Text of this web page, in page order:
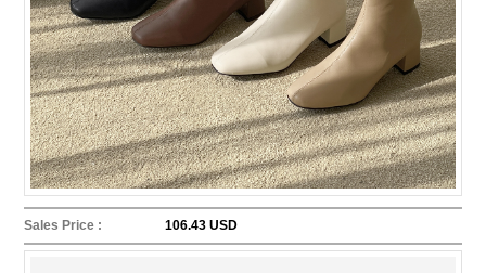
Sales Price : 106.43 USD